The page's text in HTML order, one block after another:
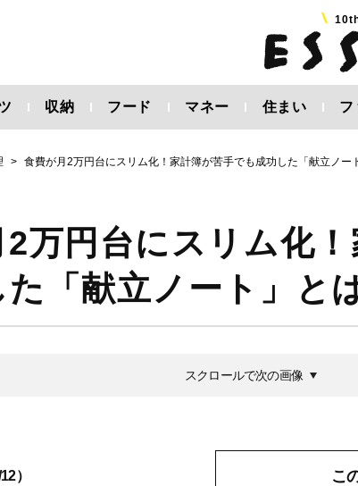
収納 フード マネー 住まい フ
食費が月2万円台にスリム化！家計簿が苦手でも成功した「献立ノー
万円台にスリム化
た「献立ノート」と
スクロールで次の画像
） こ